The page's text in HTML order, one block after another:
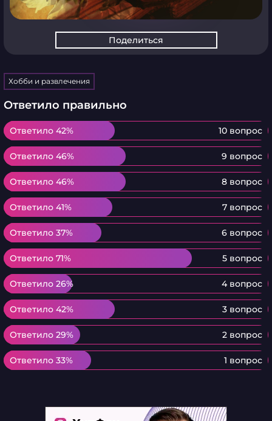
Поделиться
Хобби и развлечения
Ответило правильно
Ответило 42% 10 вопрос
Ответило 42%
Ответило 46% 9 вопрос
Ответило 46%
Ответило 46% 8 вопрос
Ответило 46%
Ответило 41% 7 вопрос
Ответило 41%
Ответило 37% 6 вопрос
Ответило 37%
Ответило 71% 5 вопрос
Ответило 71%
Ответило 26% 4 вопрос
Ответило 26%
Ответило 42% 3 вопрос
Ответило 42%
Ответило 29% 2 вопрос
Ответило 29%
Ответило 33% 1 вопрос
Ответило 33%